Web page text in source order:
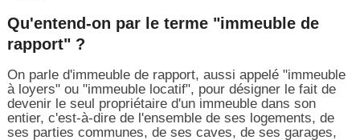
Qu'entend-on par le terme "immeuble de
rapport" ?
On parle d'immeuble de rapport, aussi appelé "immeuble
à loyers" ou "immeuble locatif", pour désigner le fait de
devenir le seul propriétaire d'un immeuble dans son
entier, c'est-à-dire de l'ensemble de ses logements, de
ses parties communes, de ses caves, de ses garages,